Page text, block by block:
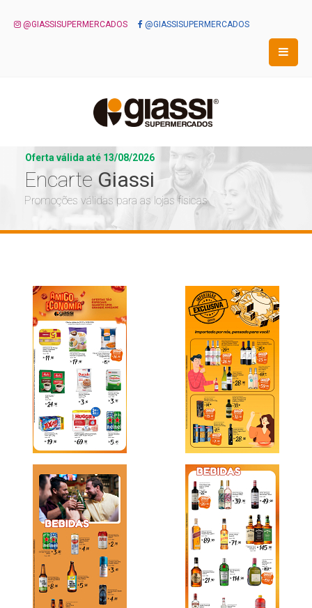
@GIASSISUPERMERCADOS @GIASSISUPERMERCADOS
Oferta válida até 13/08/2026
Encarte Giassi
Promoções válidas para as lojas físicas